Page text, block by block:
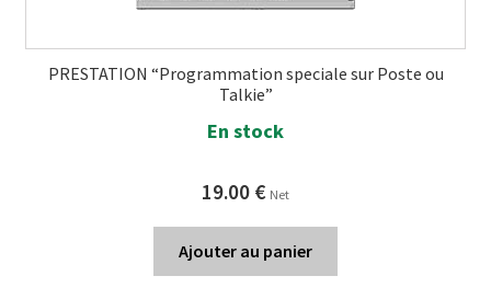
PRESTATION “Programmation speciale sur Poste ou
Talkie”
En stock
19.00 € Net
Ajouter au panier